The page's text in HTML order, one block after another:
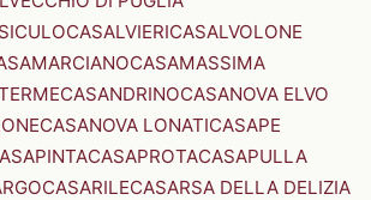
CASALVIERICASALVOLONE
CASAMASSIMA
CASANDRINOCASANOVA ELVO
CASANOVA LONATICASAPE
CASAPROTACASAPULLA
CASARILECASARSA DELLA DELIZIA